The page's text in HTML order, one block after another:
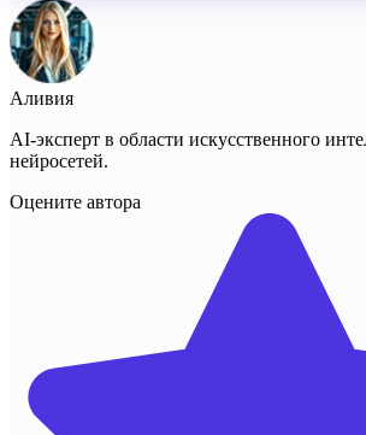
Аливия
AI-эксперт в области искусственного
нейросетей.
Оцените автора